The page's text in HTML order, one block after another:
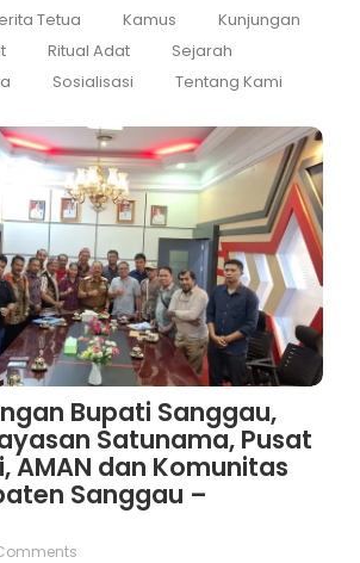
Tetua Kamus
Kunjungan
Ritual Adat
Sejarah
Sosialisasi Tentang Kami
Bupati Sanggau,
Satunama, Pusat
AMAN dan Komunitas
Sanggau –